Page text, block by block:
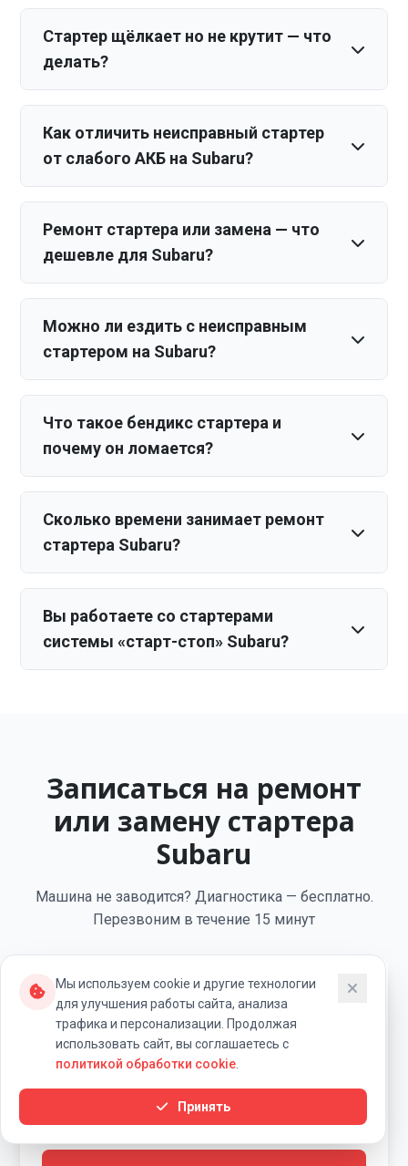
Стартер щёлкает но не крутит — что
делать?
Как отличить неисправный стартер
от слабого АКБ на Subaru?
Ремонт стартера или замена — что
дешевле для Subaru?
Можно ли ездить с неисправным
стартером на Subaru?
Что такое бендикс стартера и
почему он ломается?
Сколько времени занимает ремонт
стартера Subaru?
Вы работаете со стартерами
системы «старт-стоп» Subaru?
Записаться на ремонт
или замену стартера
Subaru
Машина не заводится? Диагностика — бесплатно.
Перезвоним в течение 15 минут
Укажите ваш телефон
Я согласен на обработку персональных данных
Мы используем cookie и другие технологии
для улучшения работы сайта, анализа
трафика и персонализации. Продолжая
использовать сайт, вы соглашаетесь с
политикой обработки cookie
Принять